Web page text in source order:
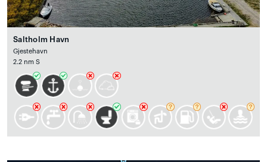
Saltholm Havn
Gjestehavn
2.2 nm S